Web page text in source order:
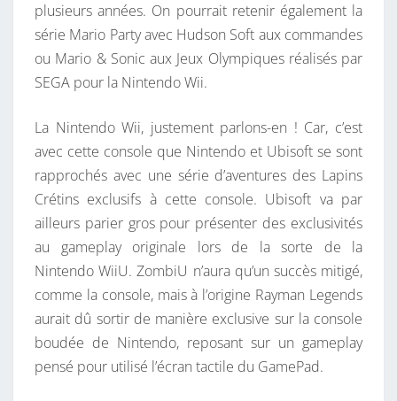
O
plusieurs années. On pourrait retenir également la
série Mario Party avec Hudson Soft aux commandes
ou Mario & Sonic aux Jeux Olympiques réalisés par
SEGA pour la Nintendo Wii.
La Nintendo Wii, justement parlons-en ! Car, c’est
avec cette console que Nintendo et Ubisoft se sont
rapprochés avec une série d’aventures des Lapins
Crétins exclusifs à cette console. Ubisoft va par
ailleurs parier gros pour présenter des exclusivités
au gameplay originale lors de la sorte de la
Nintendo WiiU. ZombiU n’aura qu’un succès mitigé,
comme la console, mais à l’origine Rayman Legends
aurait dû sortir de manière exclusive sur la console
boudée de Nintendo, reposant sur un gameplay
pensé pour utilisé l’écran tactile du GamePad.